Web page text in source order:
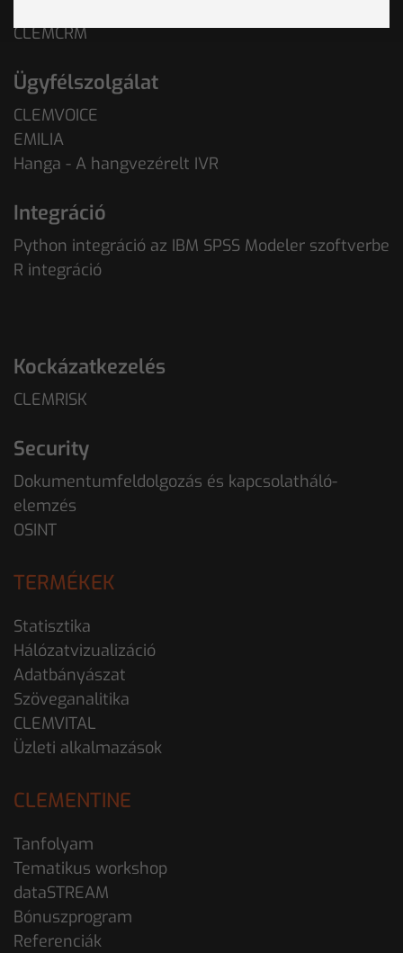
CLEMCRM
Ügyfélszolgálat
CLEMVOICE
EMILIA
Hanga - A hangvezérelt IVR
Integráció
Python integráció az IBM SPSS Modeler szoftverbe
R integráció
Kockázatkezelés
CLEMRISK
Security
Dokumentumfeldolgozás és kapcsolatháló-
elemzés
OSINT
TERMÉKEK
Statisztika
Hálózatvizualizáció
Adatbányászat
Szöveganalitika
CLEMVITAL
Üzleti alkalmazások
CLEMENTINE
Tanfolyam
Tematikus workshop
dataSTREAM
Bónuszprogram
Referenciák